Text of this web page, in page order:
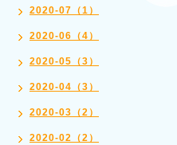
2020-07（1）
2020-06（4）
2020-05（3）
2020-04（3）
2020-03（2）
2020-02（2）